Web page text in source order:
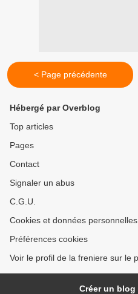
< Page précédente
Hébergé par Overblog
Top articles
Pages
Contact
Signaler un abus
C.G.U.
Cookies et données personnelles
Préférences cookies
Voir le profil de la freniere sur le
Créer un